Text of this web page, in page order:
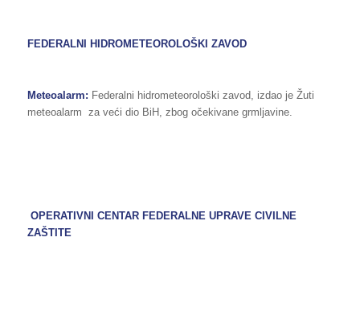
FEDERALNI HIDROMETEOROLOŠKI ZAVOD
Meteoalarm: Federalni hidrometeorološki zavod, izdao je Žuti
meteoalarm za veći dio BiH, zbog očekivane grmljavine.
OPERATIVNI CENTAR FEDERALNE UPRAVE CIVILNE
ZAŠTITE